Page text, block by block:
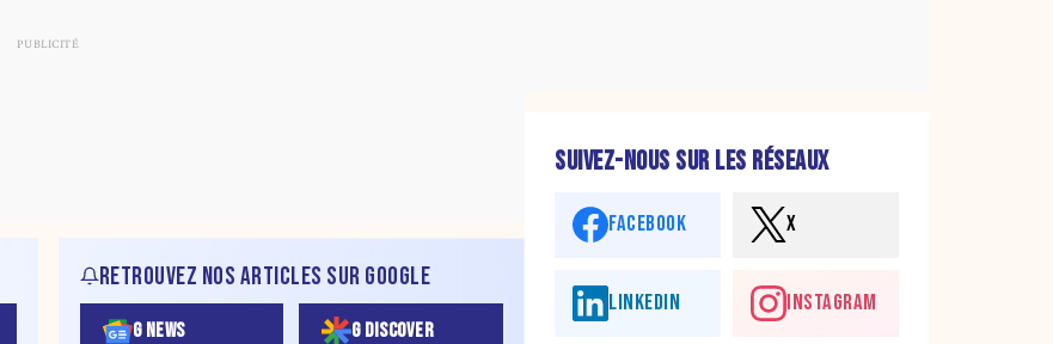
RETROUVEZ NOS ARTICLES SUR GOOGLE
G NEWS G DISCOVER
SUIVEZ-NOUS SUR LES RÉSEAUX
FACEBOOK X
LINKEDIN INSTAGRAM